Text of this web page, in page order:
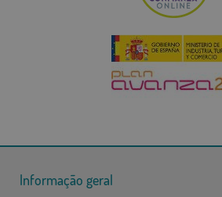
Informação geral